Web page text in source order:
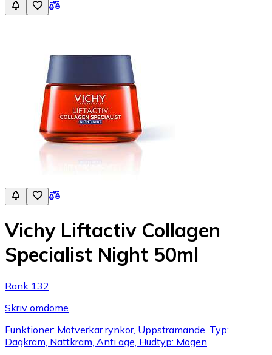
Vichy Liftactiv Collagen
Specialist Night 50ml
Rank 132
Skriv omdöme
Funktioner: Motverkar rynkor, Uppstramande, Typ:
Dagkräm, Nattkräm, Anti age, Hudtyp: Mogen